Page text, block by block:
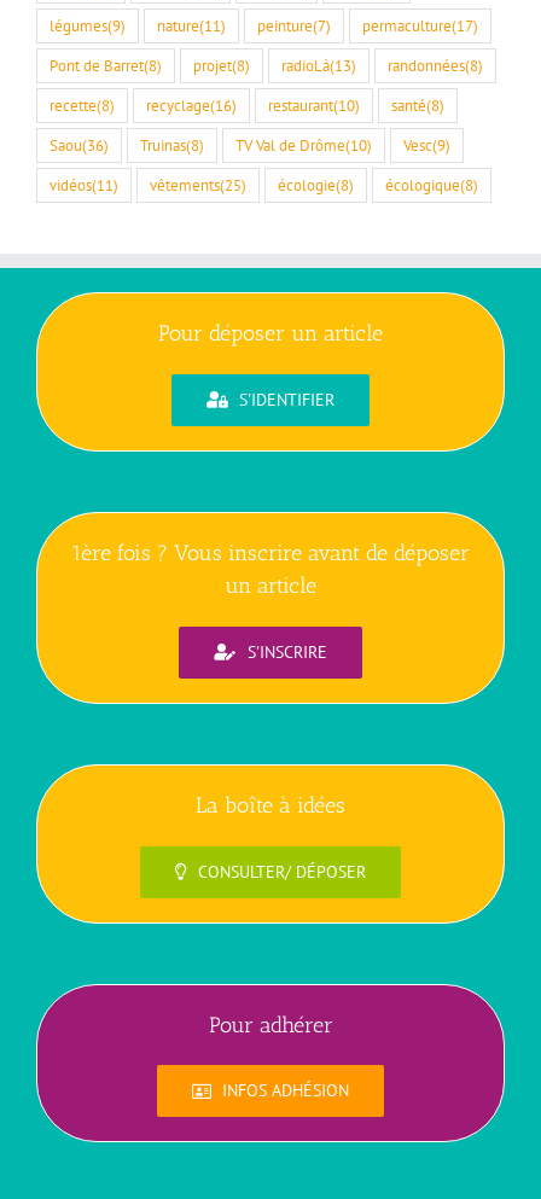
légumes(9) nature(11) peinture(7) permaculture(17)
Pont de Barret(8) projet(8) radioLà(13) randonnées(8)
recette(8) recyclage(16) restaurant(10) santé(8)
Saou(36) Truinas(8) TV Val de Drôme(10) Vesc(9)
vidéos(11) vêtements(25) écologie(8) écologique(8)
Pour déposer un article
S'IDENTIFIER
1ère fois ? Vous inscrire avant de déposer
un article
S'INSCRIRE
La boîte à idées
CONSULTER/ DÉPOSER
Pour adhérer
INFOS ADHÉSION